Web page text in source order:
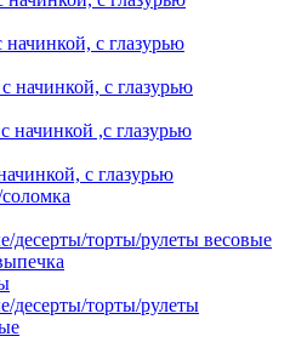
начинкой, с глазурью
начинкой, с глазурью
начинкой ,с глазурью
с глазурью
торты/рулеты весовые
десерты/торты/рулеты